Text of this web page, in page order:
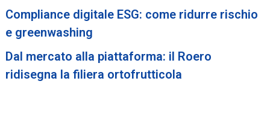
Compliance digitale ESG: come ridurre rischio
e greenwashing
Dal mercato alla piattaforma: il Roero
ridisegna la filiera ortofrutticola